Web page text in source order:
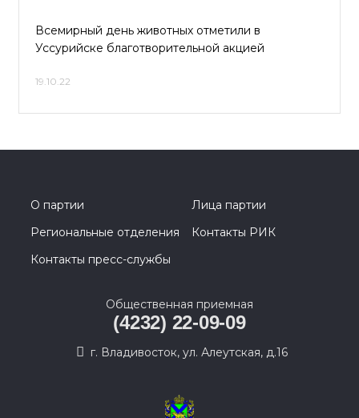
Всемирный день животных отметили в
Уссурийске благотворительной акцией
19.10.22
О партии
Лица партии
Региональные отделения
Контакты РИК
Контакты пресс-службы
Общественная приемная
(4232) 22-09-09
г. Владивосток, ул. Алеутская, д.16